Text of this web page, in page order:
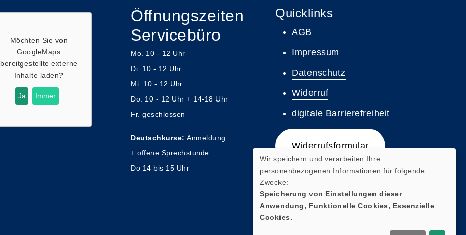
Möchten Sie von
GoogleMaps
bereitgestellte externe
Inhalte laden?
Ja Immer
Öffnungszeiten
Servicebüro
Mo. 10 - 12 Uhr
Di. 10 - 12 Uhr
Mi. 10 - 12 Uhr
Do. 10 - 12 Uhr + 14-18 Uhr
Fr. geschlossen
Deutschkurse: Anmeldung
+ offene Sprechstunde
Do 14 bis 15 Uhr
Quicklinks
AGB
Impressum
Datenschutz
Widerruf
digitale Barrierefreiheit
Widerrufsformular
Wir speichern und verarbeiten Ihre
personenbezogenen Informationen für folgende
Zwecke:
Speicherung von Einstellungen dieser
Anwendung, Funktionelle Cookies, Essenzielle
Cookies.